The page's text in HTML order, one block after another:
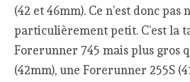
(42 et 46mm). Ce n’est donc pas
particulièrement petit. C’est la
Forerunner 745 mais plus gros
(42mm), une Forerunner 255S